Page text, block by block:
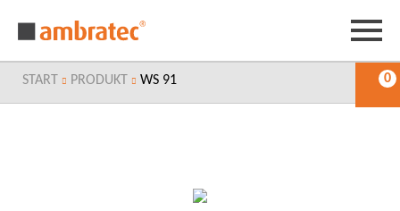
0
START PRODUKT WS 91